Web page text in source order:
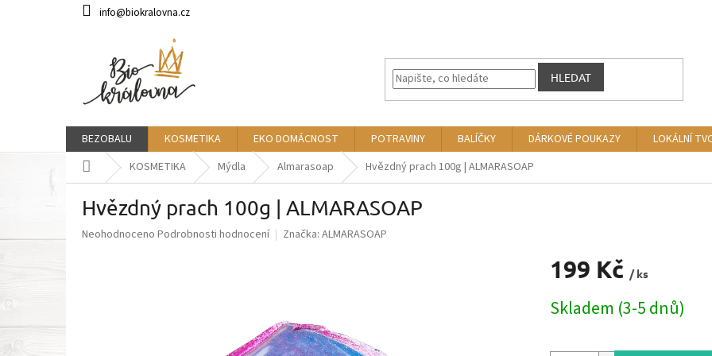
info@biokralovna.cz
HLEDAT
BEZOBALU KOSMETIKA EKO DOMÁCNOST POTRAVINY BALÍČKY DÁRKOVÉ POUKAZY LOKÁLNÍ
Domů KOSMETIKA Mýdla Almarasoap Hvězdný prach 100g | ALMARASOAP
Hvězdný prach 100g | ALMARASOAP
Průměrné
Neohodnoceno Podrobnosti hodnocení Značka: ALMARASOAP
199 Kč / ks
cena:
Skladem (3-5 dnů)